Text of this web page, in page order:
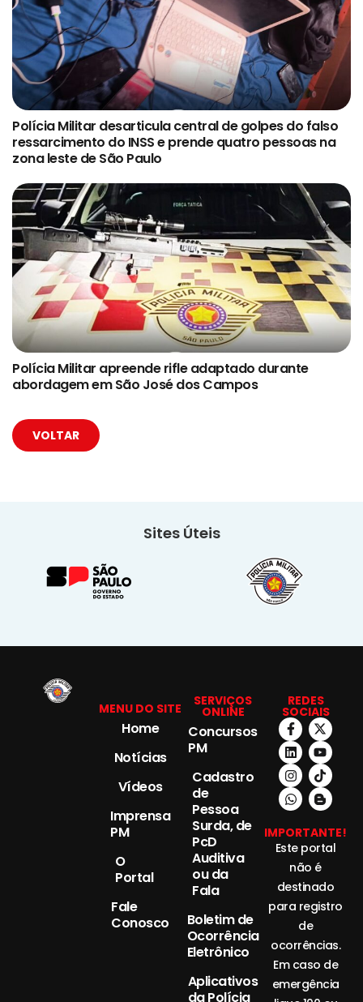
Polícia Militar desarticula central de golpes do falso
ressarcimento do INSS e prende quatro pessoas na
zona leste de São Paulo
Polícia Militar apreende rifle adaptado durante
abordagem em São José dos Campos
VOLTAR
Sites Úteis
MENU DO SITE
Home
Notícias
Vídeos
Imprensa
PM
O
Portal
Fale
Conosco
SERVIÇOS
ONLINE
Concursos
PM
Cadastro
de
Pessoa
Surda, de
PcD
Auditiva
ou da
Fala
Boletim de
Ocorrência
Eletrônico
Aplicativos
da Polícia
REDES
SOCIAIS
IMPORTANTE!
Este portal
não é
destinado
para registro
de
ocorrências.
Em caso de
emergência